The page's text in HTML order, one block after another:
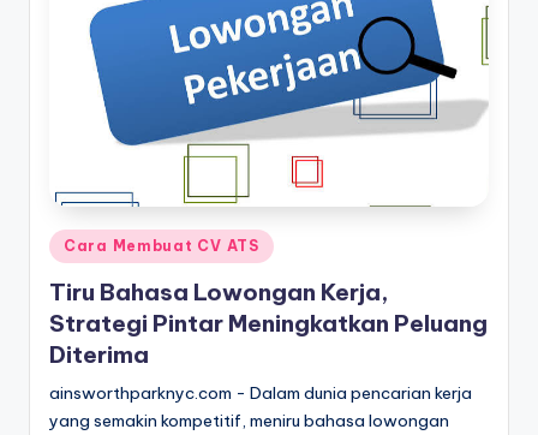
Posted
in
Cara Membuat CV ATS
Tiru Bahasa Lowongan Kerja,
Strategi Pintar Meningkatkan Peluang
Diterima
ainsworthparknyc.com - Dalam dunia pencarian kerja
yang semakin kompetitif, meniru bahasa lowongan